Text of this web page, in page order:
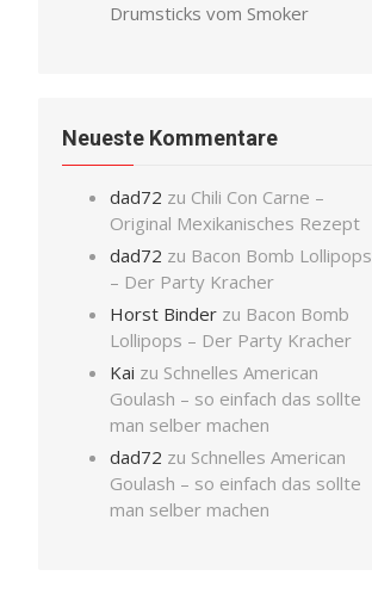
Drumsticks vom Smoker
Neueste Kommentare
dad72 zu Chili Con Carne –
Original Mexikanisches Rezept
dad72 zu Bacon Bomb Lollipops
– Der Party Kracher
Horst Binder zu Bacon Bomb
Lollipops – Der Party Kracher
Kai zu Schnelles American
Goulash – so einfach das sollte
man selber machen
dad72 zu Schnelles American
Goulash – so einfach das sollte
man selber machen